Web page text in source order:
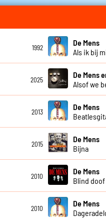
1992
De Mens
Als ik bij
2025
De Mens
Alsof we
2013
De Mens
2015
De Mens
Bijna
2010
De Mens
Blind
2010
De Mens